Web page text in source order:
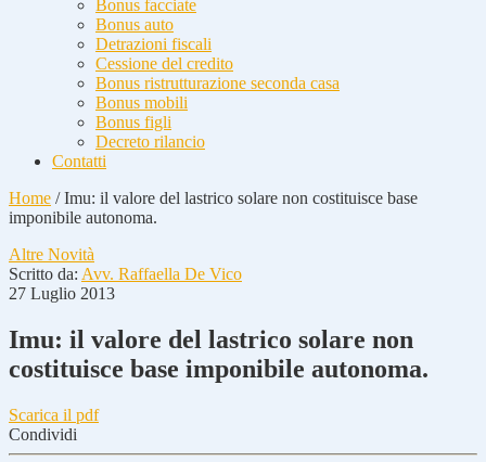
Bonus facciate
Bonus auto
Detrazioni fiscali
Cessione del credito
Bonus ristrutturazione seconda casa
Bonus mobili
Bonus figli
Decreto rilancio
Contatti
Home /Imu: il valore del lastrico solare non costituisce base
imponibile autonoma.
Altre Novità
Scritto da: Avv. Raffaella De Vico
27 Luglio 2013
Imu: il valore del lastrico solare non
costituisce base imponibile autonoma.
Scarica il pdf
Condividi